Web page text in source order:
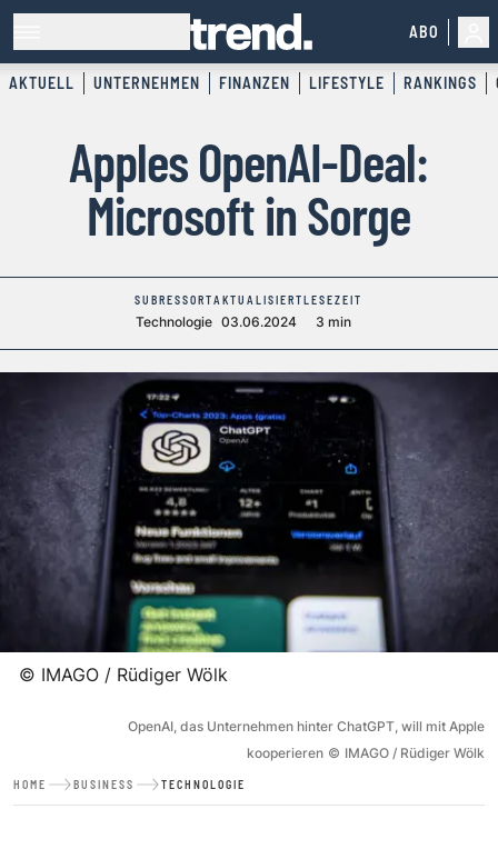
ABO
AKTUELL UNTERNEHMEN FINANZEN LIFESTYLE RANKINGS
Apples OpenAI-Deal:
Microsoft in Sorge
SUBRESSORT
Technologie
AKTUALISIERT
03.06.2024
LESEZEIT
3 min
© IMAGO / Rüdiger Wölk
OpenAI, das Unternehmen hinter ChatGPT, will mit Apple
kooperieren © IMAGO / Rüdiger Wölk
HOME BUSINESS TECHNOLOGIE